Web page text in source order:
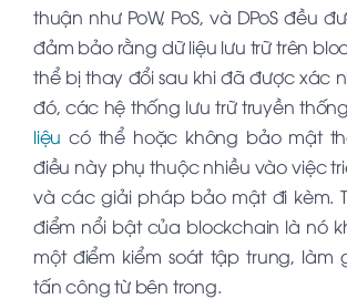
thuận như PoW, PoS, và DPoS đều
đảm bảo rằng dữ liệu lưu trữ trên
thể bị thay đổi sau khi đã được xác
đó, các hệ thống lưu trữ truyền
liệu có thể hoặc không bảo mật
điều này phụ thuộc nhiều vào việc
và các giải pháp bảo mật đi kèm.
điểm nổi bật của blockchain là nó
một điểm kiểm soát tập trung, làm
tấn công từ bên trong.